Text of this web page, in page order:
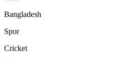
Bangladesh
Spor
Cricket